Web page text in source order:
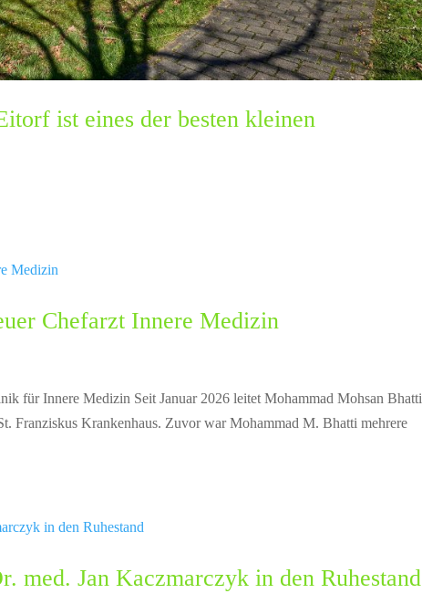
ist eines der besten kleinen
Chefarzt Innere Medizin
für Innere Medizin Seit Januar 2026 leitet Mohammad Mohsan Bhatti
Franziskus Krankenhaus. Zuvor war Mohammad M. Bhatti mehrere
med. Jan Kaczmarczyk in den Ruhestand